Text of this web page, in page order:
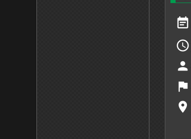
event_note

person
flag
place